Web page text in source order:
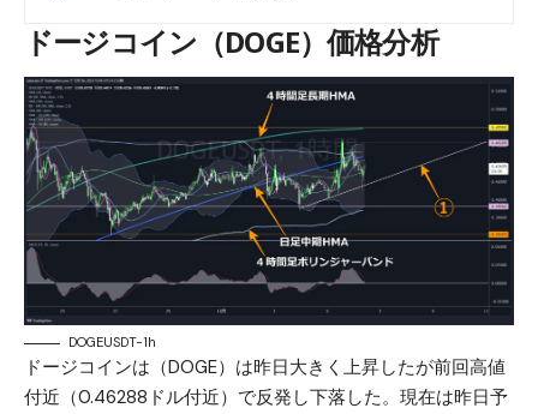
ドージコイン（DOGE）価格分析
DOGEUSDT-1h
ドージコインは（DOGE）は昨日大きく上昇したが前回高値
付近（0.46288ドル付近）で反発し下落した。現在は昨日予